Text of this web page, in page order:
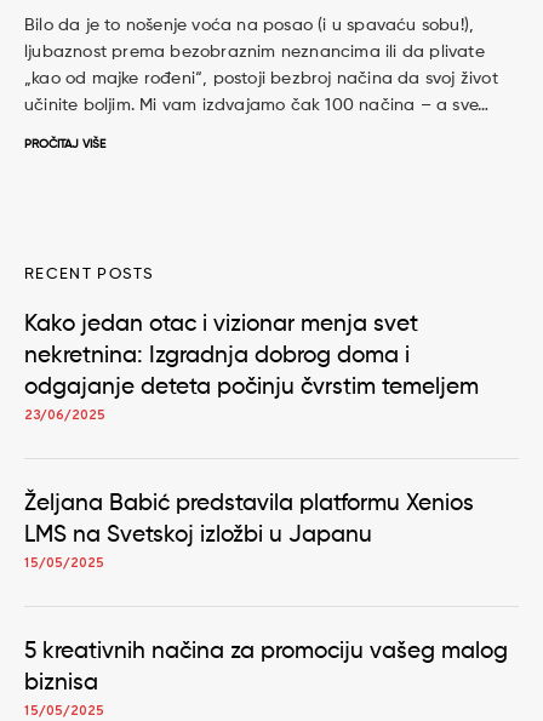
Bilo da je to nošenje voća na posao (i u spavaću sobu!),
ljubaznost prema bezobraznim neznancima ili da plivate
„kao od majke rođeni“, postoji bezbroj načina da svoj život
učinite boljim. Mi vam izdvajamo čak 100 načina – a sve…
PROČITAJ VIŠE
RECENT POSTS
Kako jedan otac i vizionar menja svet
nekretnina: Izgradnja dobrog doma i
odgajanje deteta počinju čvrstim temeljem
23/06/2025
Željana Babić predstavila platformu Xenios
LMS na Svetskoj izložbi u Japanu
15/05/2025
5 kreativnih načina za promociju vašeg malog
biznisa
15/05/2025